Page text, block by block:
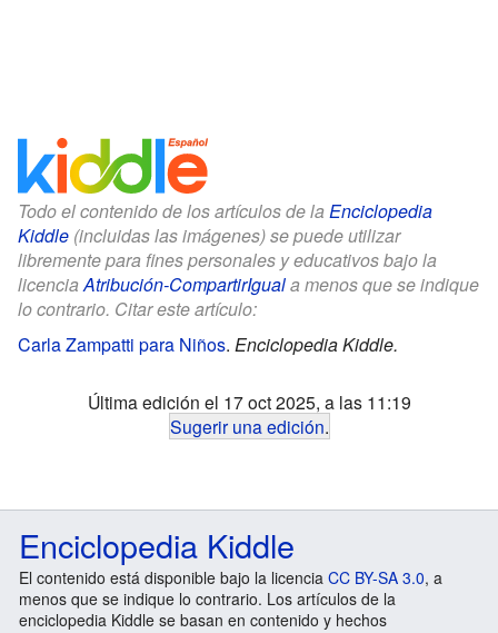
Todo el contenido de los artículos de la Enciclopedia
Kiddle (incluidas las imágenes) se puede utilizar
libremente para fines personales y educativos bajo la
licenciaAtribución-CompartirIguala menos que se indique
lo contrario. Citar este artículo:
Carla Zampatti para Niños. Enciclopedia Kiddle.
Última edición el 17 oct 2025, a las 11:19
Sugerir una edición.
Enciclopedia Kiddle
El contenido está disponible bajo la licencia CC BY-SA 3.0, a
menos que se indique lo contrario. Los artículos de la
enciclopedia Kiddle se basan en contenido y hechos